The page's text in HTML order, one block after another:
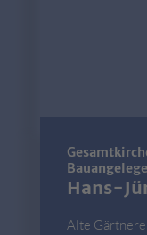
Hans-
Alte